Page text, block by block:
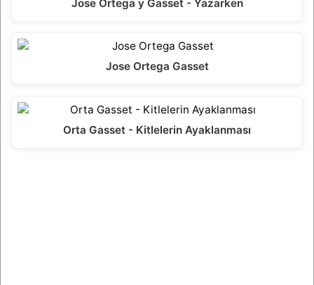
Jose Ortega y Gasset - Yazarken
Jose Ortega Gasset
Orta Gasset - Kitlelerin Ayaklanması